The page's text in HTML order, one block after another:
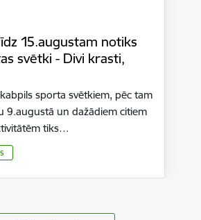
15.augustam notiks
svētki - Divi krasti,
sporta svētkiem, pēc tam
9.augustā un dažādiem citiem
tiks…